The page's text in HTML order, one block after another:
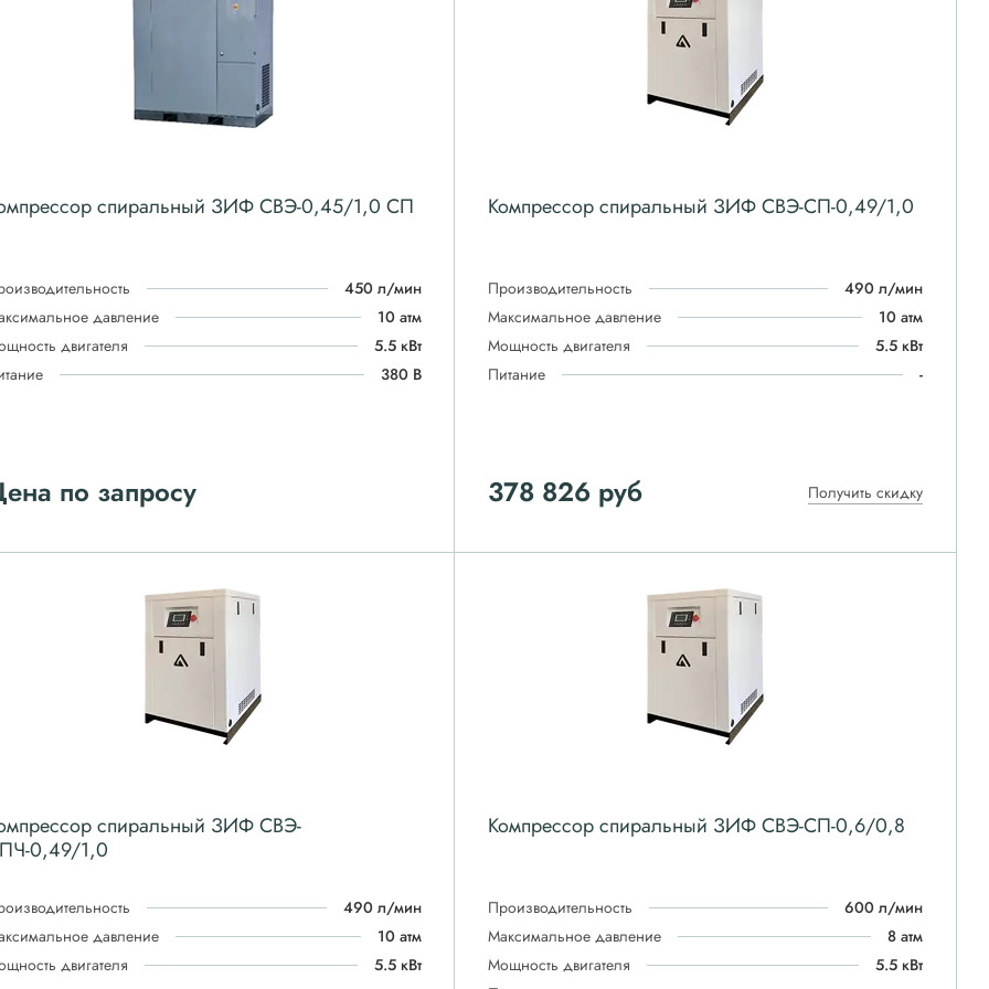
спиральный ЗИФ СВЭ-0,45/1,0 СП
450 л/мин
давление
10 атм
двигателя
5.5 кВт
380 В
по запросу
Компрессор спиральный ЗИФ СВЭ-СП-0,49/1,0
Производительность
490 л/мин
Максимальное давление
10 атм
Мощность двигателя
5.5 кВт
Питание
-
378 826руб Получить скидку
спиральный ЗИФ СВЭ-
0,49/1,0
490 л/мин
давление
10 атм
двигателя
5.5 кВт
Компрессор спиральный ЗИФ СВЭ-СП-0,6/0,8
Производительность
600 л/мин
Максимальное давление
8 атм
Мощность двигателя
5.5 кВт